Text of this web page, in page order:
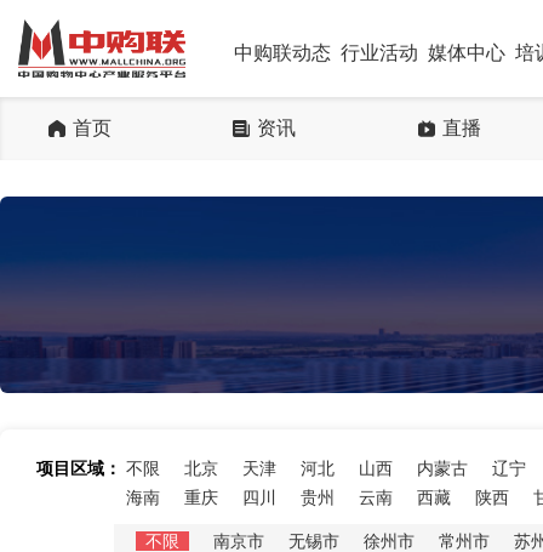
中购联动态 行业活动 媒体中心 培
首页 资讯 直播
项目区域： 不限 北京 天津 河北 山西 内蒙古
辽宁
海南
重庆 四川 贵州 云南 西藏 陕西
不限 南京市 无锡市 徐州市 常州市 苏